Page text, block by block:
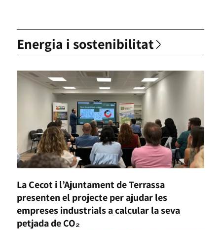
Energia i sostenibilitat
La Cecot i l’Ajuntament de Terrassa
presenten el projecte per ajudar les
empreses industrials a calcular la seva
petjada de CO₂